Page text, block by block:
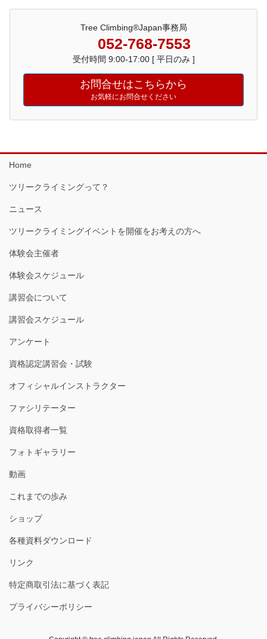
Tree Climbing®Japan事務局
052-768-7553
受付時間 9:00-17:00 [ 平日のみ ]
お問合せはこちらから
お気軽にお問合せください
Home
ツリークライミングって？
ニュース
ツリークライミングイベントを開催をお考えの方へ
体験会主催者
体験会スケジュール
講習会について
講習会スケジュール
アンケート
資格認定講習会・試験
オフィシャルインストラクター
ファシリテーター
資格取得者一覧
フォトギャラリー
動画
これまでの歩み
ショップ
各種資料ダウンロード
リンク
特定商取引法に基づく表記
プライバシーポリシー